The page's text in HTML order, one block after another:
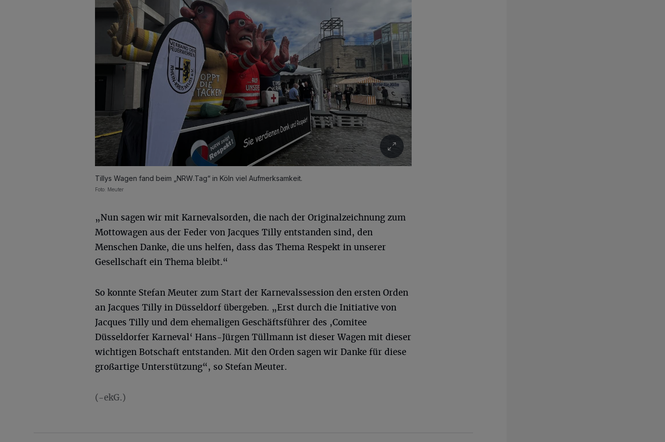
Tillys Wagen fand beim „NRW.Tag“ in Köln viel Aufmerksamkeit.
Foto: Meuter
„Nun sagen wir mit Karnevalsorden, die nach der Originalzeichnung zum
Mottowagen aus der Feder von Jacques Tilly entstanden sind, den
Menschen Danke, die uns helfen, dass das Thema Respekt in unserer
Gesellschaft ein Thema bleibt.“
So konnte Stefan Meuter zum Start der Karnevalssession den ersten Orden
an Jacques Tilly in Düsseldorf übergeben. „Erst durch die Initiative von
Jacques Tilly und dem ehemaligen Geschäftsführer des ,Comitee
Düsseldorfer Karneval‘ Hans-Jürgen Tüllmann ist dieser Wagen mit dieser
wichtigen Botschaft entstanden. Mit den Orden sagen wir Danke für diese
großartige Unterstützung“, so Stefan Meuter.
(-ekG.)